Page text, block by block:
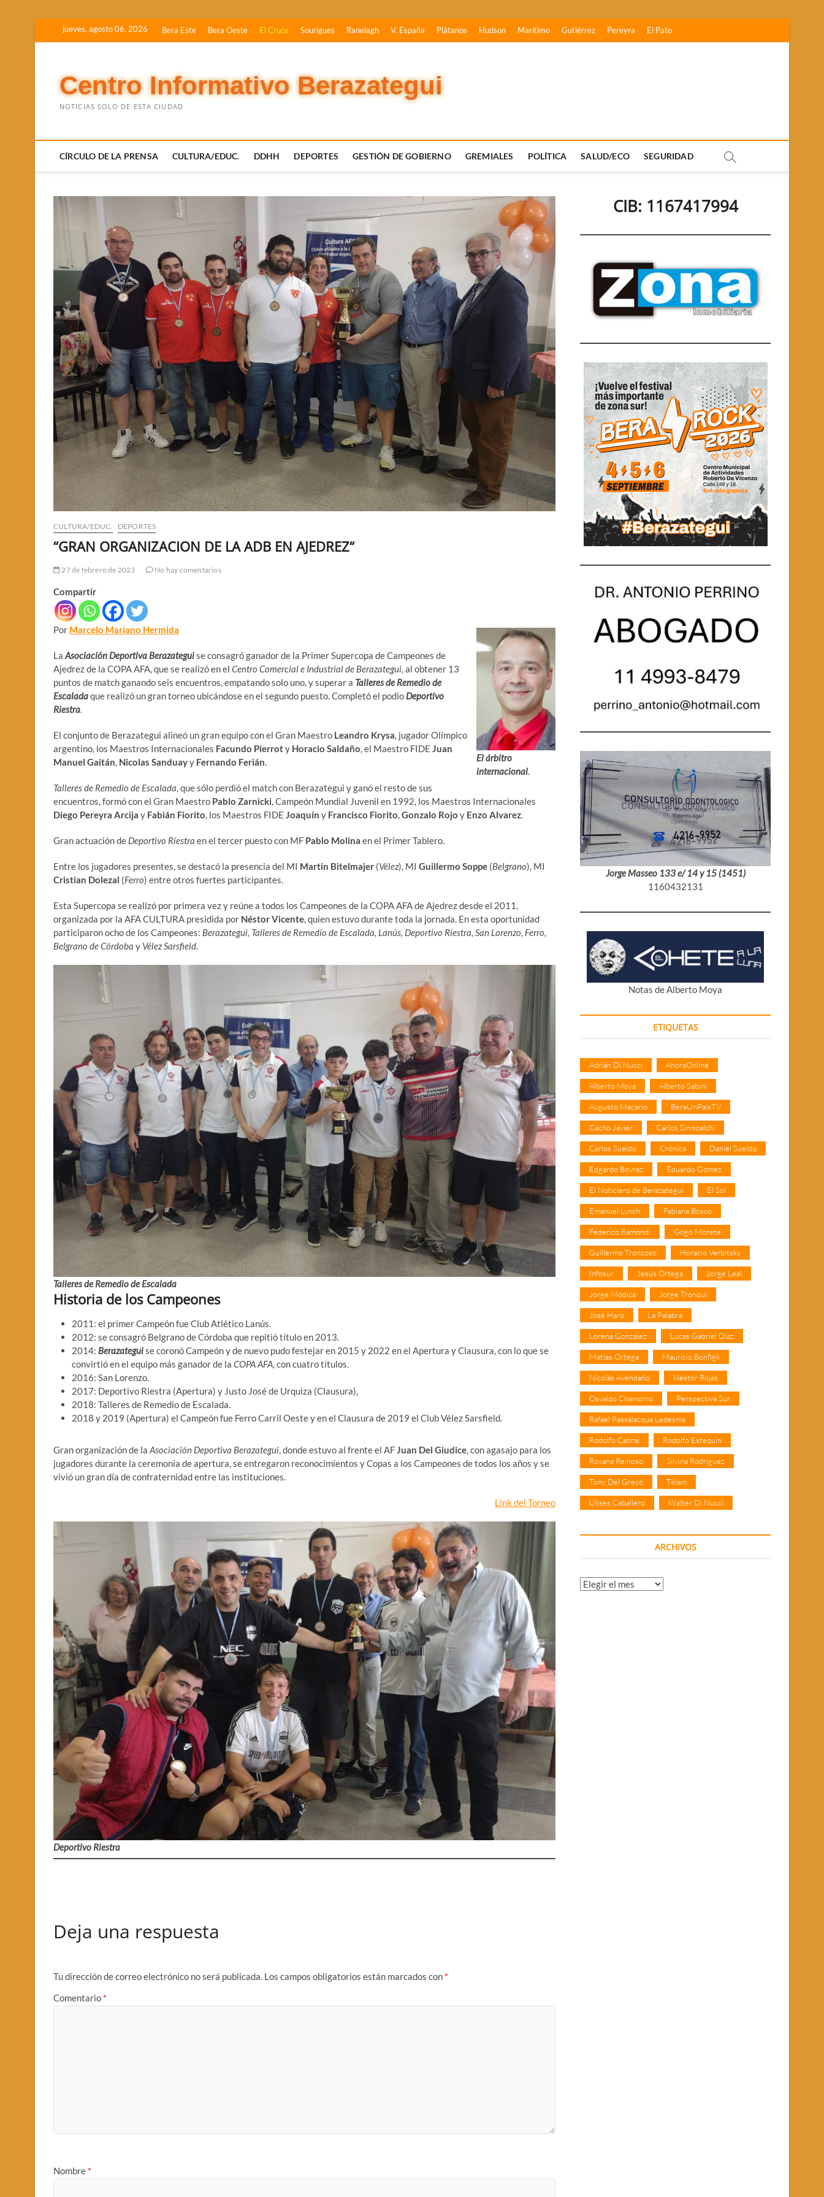
jueves, agosto 06, 2026 Bera Este Bera Oeste El Cruce Sourigues Ranelagh V. España Plátanos Hudson Marítimo Gutiérrez Pereyra El Pato
Centro Informativo Berazategui
NOTICIAS SOLO DE ESTA CIUDAD
CÍRCULO DE LA PRENSA CULTURA/EDUC. DDHH DEPORTES GESTIÓN DE GOBIERNO GREMIALES POLÍTICA SALUD/ECO SEGURIDAD
CULTURA/EDUC. DEPORTES
“GRAN ORGANIZACION DE LA ADB EN AJEDREZ“
27 de febrero de 2023 No hay comentarios
Compartir
El árbitro
internacional
Por Marcelo Mariano Hermida
La Asociación Deportiva Berazateguise consagró ganador de la Primer Supercopa de Campeones de
Ajedrez de la COPA AFA, que se realizó en el Centro Comercial e Industrial de Berazategui, al obtener 13
puntos de match ganando seis encuentros, empatando solo uno, y superar a Talleres de Remedio de
Escaladaque realizó un gran torneo ubicándose en el segundo puesto. Completó el podioDeportivo
Riestra.
El conjunto de Berazategui alineó un gran equipo con el Gran Maestro Leandro Krysa, jugador Olímpico
argentino, los Maestros Internacionales Facundo Pierroty Horacio Saldaño, el Maestro FIDE Juan
Manuel Gaitán, Nicolas Sanduayy Fernando Ferián.
Talleres de Remedio de Escalada, que sólo perdió el match con Berazategui y ganó el resto de sus
encuentros, formó con el Gran Maestro Pablo Zarnicki, Campeón Mundial Juvenil en 1992, los Maestros Internacionales
Diego Pereyra Arcija y Fabián Fiorito, los Maestros FIDE Joaquín y Francisco Fiorito,Gonzalo Rojo y Enzo Alvarez.
Gran actuación de Deportivo Riestra en el tercer puesto con MF Pablo Molina en el Primer Tablero.
Entre los jugadores presentes, se destacó la presencia del MI Martin Bitelmajer (Vélez), MI Guillermo Soppe (Belgrano), MI
Cristian Dolezal (Ferro) entre otros fuertes participantes.
Esta Supercopa se realizó por primera vez y reúne a todos los Campeones de la COPA AFA de Ajedrez desde el 2011,
organizada por la AFA CULTURA presidida por Néstor Vicente, quien estuvo durante toda la jornada. En esta oportunidad
participaron ocho de los Campeones: Berazategui, Talleres de Remedio de Escalada, Lanús, Deportivo Riestra, San Lorenzo, Ferro,
Belgrano de Córdoba y Vélez Sarsfield.
Talleres de Remedio de Escalada
Historia de los Campeones
2011: el primer Campeón fue Club Atlético Lanús.
2012: se consagró Belgrano de Córdoba que repitió título en 2013.
2014: Berazateguise coronó Campeón y de nuevo pudo festejar en 2015 y 2022 en el Apertura y Clausura, con lo que se
convirtió en el equipo más ganador de la COPA AFA, con cuatro títulos.
2016: San Lorenzo.
2017: Deportivo Riestra (Apertura) y Justo José de Urquiza (Clausura),
2018: Talleres de Remedio de Escalada.
2018 y 2019 (Apertura) el Campeón fue Ferro Carril Oeste y en el Clausura de 2019 el Club Vélez Sarsfield.
Gran organización de la Asociación Deportiva Berazategui, donde estuvo al frente el AFJuan Del Giudice, con agasajo para los
jugadores durante la ceremonia de apertura, se entregaron reconocimientos y Copas a los Campeones de todos los años y se
vivió un gran día de confraternidad entre las instituciones.
Link del Torneo
Deportivo Riestra
Deja una respuesta
Tu dirección de correo electrónico no será publicada. Los campos obligatorios están marcados con *
Comentario *
Nombre *
CIB: 1167417994
Jorge Masseo 133 e/ 14 y 15 (1451)
1160432131
Notas de Alberto Moya
ETIQUETAS
Adrián Di Nucci AhoraOnline
Alberto Moya Alberto Sabini
Augusto Macario BeraUnPaisTV
Cacho Javier Carlos Siniscalchi
Carlos Sueldo Crónica Daniel Sueldo
Edgardo Boyraz Eduardo Gómez
El Noticiero de Berazategui El Sol
Emanuel Lynch Fabiana Bosco
Federico Ramondi Gogo Morete
Guillermo Troncoso Horacio Verbitsky
Infosur Jesús Ortega Jorge Leal
Jorge Módica Jorge Tronqui
José Haro La Palabra
Lorena González Lucas Gabriel Díaz
Matías Ortega Mauricio Bonfigli
Nicolás Avendaño Néstor Rojas
Osvaldo Chamorro Perspectiva Sur
Rafael Passalacqua Ledesma
Rodolfo Cabral Rodolfo Estequin
Roxana Reinoso Silvina Rodríguez
Tony Del Greco Télam
Ulises Caballero Walter Di Nucci
ARCHIVOS
Archivos